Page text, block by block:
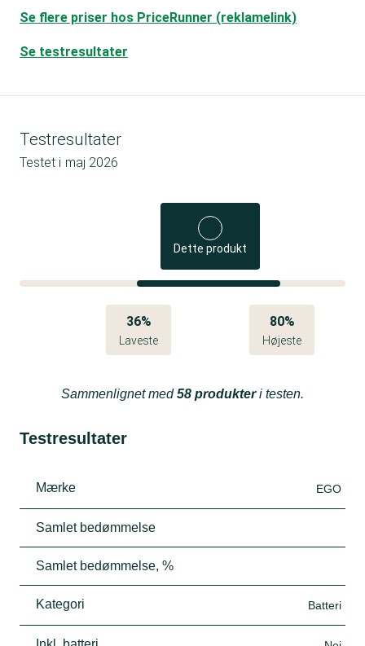
Se flere priser hos PriceRunner (reklamelink)
Se testresultater
Testresultater
Testet i maj 2026
Dette produkt
36%
Laveste
80%
Højeste
Sammenlignet med58 produkteri testen.
Testresultater
Mærke EGO
Samlet bedømmelse
Samlet bedømmelse, %
Kategori Batteri